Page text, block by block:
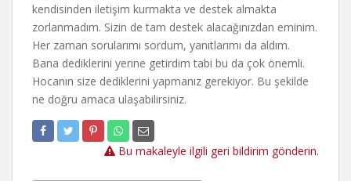
kendisinden iletişim kurmakta ve destek almakta
zorlanmadım. Sizin de tam destek alacağınızdan eminim.
Her zaman sorularımı sordum, yanıtlarımı da aldım.
Bana dediklerini yerine getirdim tabi bu da çok önemli.
Hocanın size dediklerini yapmanız gerekiyor. Bu şekilde
ne doğru amaca ulaşabilirsiniz.
Bu makaleyle ilgili geri bildirim gönderin.